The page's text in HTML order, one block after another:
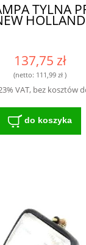
TYLNA
HOLLAND
137,75 zł
(netto: 111,99 zł)
VAT, bez kosztów
do koszyka